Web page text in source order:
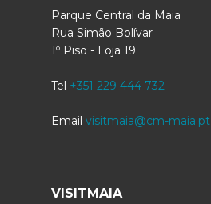
Parque Central da Maia
Rua Simão Bolívar
1º Piso - Loja 19
Tel +351 229 444 732
Email visitmaia@cm-maia.pt
VISITMAIA